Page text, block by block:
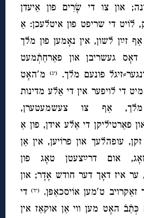
און צו די שָׂרִים פון אַיעדן
לוֹיט די שריפט פון איטלעכן: אַ
זײַן לשון, אין נאָמען פון מלך
דאָס געשריבן און פאַרחַתְֿמעט
פונעם מלך.(יג)
מ′האָט
די לויפער אין די אַלע מדינות
אַף צו צעשמעטערן,
פאַרטיליקן די אַלע אידן, פון אַ
עופהלעך און פרוֹיען, אין אַן
טאָג, אום דרײַצעטן טאָג פון
ער איז דאָך דער חודש אָדָר; און
זאַקרויב ט′מען אוֹיסכאַפּן. (יד)די
כְּתַֿבֿ האָט מען ווי אַן אוקאַז אין